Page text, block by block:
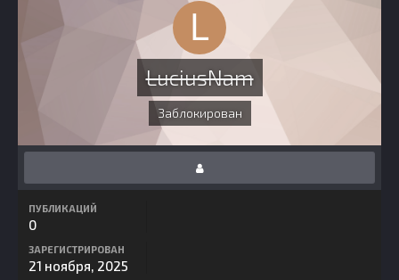
LuciusNam
Заблокирован
ПУБЛИКАЦИЙ
0
ЗАРЕГИСТРИРОВАН
21 ноября, 2025